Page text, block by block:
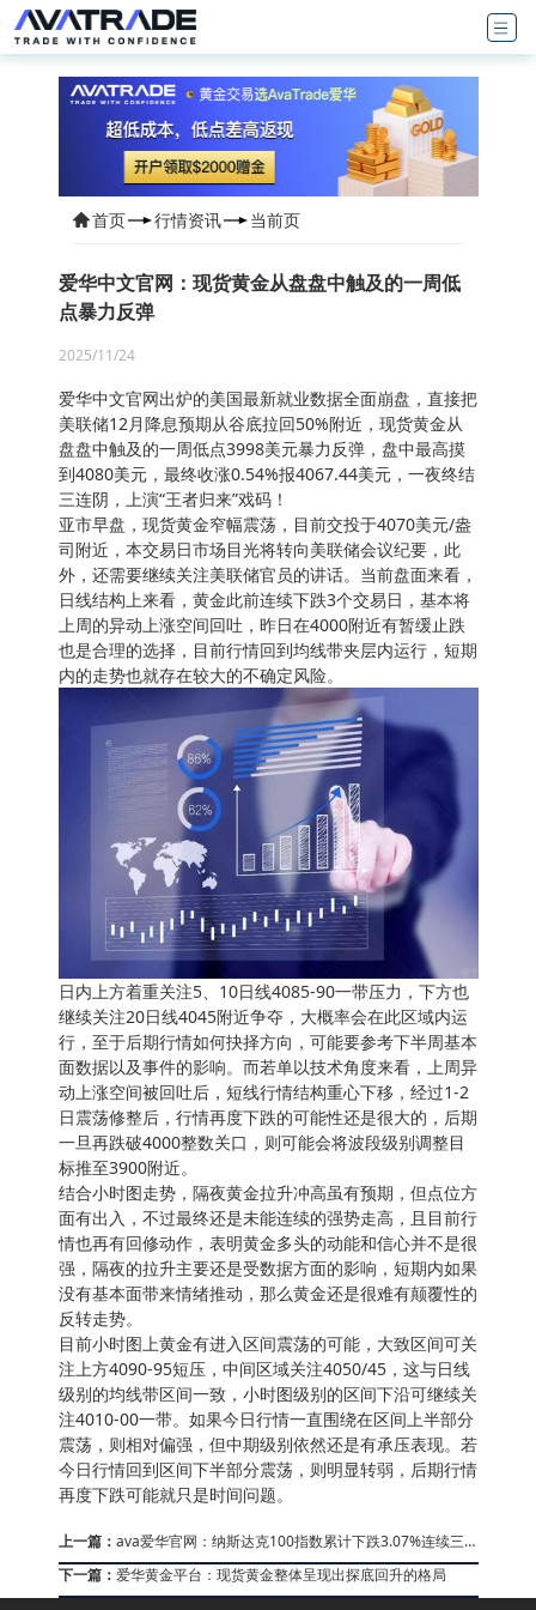
首页 行情资讯 当前页
爱华中文官网：现货黄金从盘盘中触及的一周低
点暴力反弹
2025/11/24
爱华中文官网出炉的美国最新就业数据全面崩盘，直接把
美联储12月降息预期从谷底拉回50%附近，现货黄金从
盘盘中触及的一周低点3998美元暴力反弹，盘中最高摸
到4080美元，最终收涨0.54%报4067.44美元，一夜终结
三连阴，上演“王者归来”戏码！
亚市早盘，现货黄金窄幅震荡，目前交投于4070美元/盎
司附近，本交易日市场目光将转向美联储会议纪要，此
外，还需要继续关注美联储官员的讲话。当前盘面来看，
日线结构上来看，黄金此前连续下跌3个交易日，基本将
上周的异动上涨空间回吐，昨日在4000附近有暂缓止跌
也是合理的选择，目前行情回到均线带夹层内运行，短期
内的走势也就存在较大的不确定风险。
日内上方着重关注5、10日线4085-90一带压力，下方也
继续关注20日线4045附近争夺，大概率会在此区域内运
行，至于后期行情如何抉择方向，可能要参考下半周基本
面数据以及事件的影响。而若单以技术角度来看，上周异
动上涨空间被回吐后，短线行情结构重心下移，经过1-2
日震荡修整后，行情再度下跌的可能性还是很大的，后期
一旦再跌破4000整数关口，则可能会将波段级别调整目
标推至3900附近。
结合小时图走势，隔夜黄金拉升冲高虽有预期，但点位方
面有出入，不过最终还是未能连续的强势走高，且目前行
情也再有回修动作，表明黄金多头的动能和信心并不是很
强，隔夜的拉升主要还是受数据方面的影响，短期内如果
没有基本面带来情绪推动，那么黄金还是很难有颠覆性的
反转走势。
目前小时图上黄金有进入区间震荡的可能，大致区间可关
注上方4090-95短压，中间区域关注4050/45，这与日线
级别的均线带区间一致，小时图级别的区间下沿可继续关
注4010-00一带。如果今日行情一直围绕在区间上半部分
震荡，则相对偏强，但中期级别依然还是有承压表现。若
今日行情回到区间下半部分震荡，则明显转弱，后期行情
再度下跌可能就只是时间问题。
上一篇： ava爱华官网：纳斯达克100指数累计下跌3.07%连续三周
下跌
下一篇： 爱华黄金平台：现货黄金整体呈现出探底回升的格局